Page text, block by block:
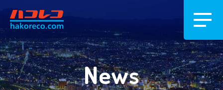
News